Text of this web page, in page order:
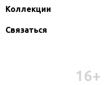
Коллекции
Связаться
16+